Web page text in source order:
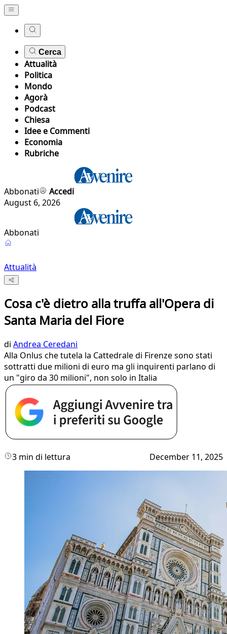
Cerca
Attualità
Politica
Mondo
Agorà
Podcast
Chiesa
Idee e Commenti
Economia
Rubriche
Abbonati
Accedi
August 6, 2026
Abbonati
Attualità
Cosa c'è dietro alla truffa all'Opera di
Santa Maria del Fiore
di Andrea Ceredani
Alla Onlus che tutela la Cattedrale di Firenze sono stati
sottratti due milioni di euro ma gli inquirenti parlano di
un "giro da 30 milioni", non solo in Italia
3 min di lettura December 11, 2025